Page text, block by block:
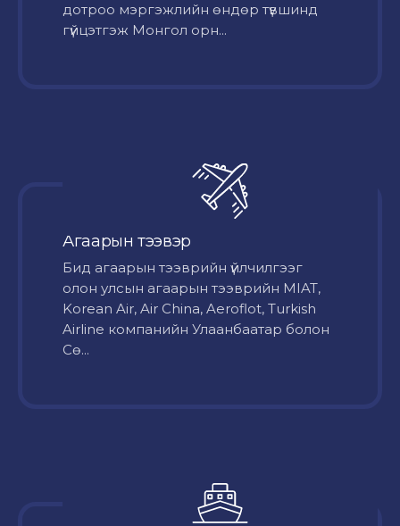
дотроо мэргэжлийн өндөр түвшинд
гүйцэтгэж Монгол орн...
Агаарын тээвэр
Бид агаарын тээврийн үйлчилгээг
олон улсын агаарын тээврийн MIAT,
Korean Air, Air China, Aeroflot, Turkish
Airline компанийн Улаанбаатар болон
Сө...